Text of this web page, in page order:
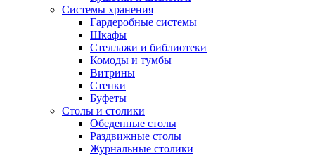
Системы хранения
Гардеробные системы
Шкафы
Стеллажи и библиотеки
Комоды и тумбы
Витрины
Стенки
Буфеты
Столы и столики
Обеденные столы
Раздвижные столы
Журнальные столики